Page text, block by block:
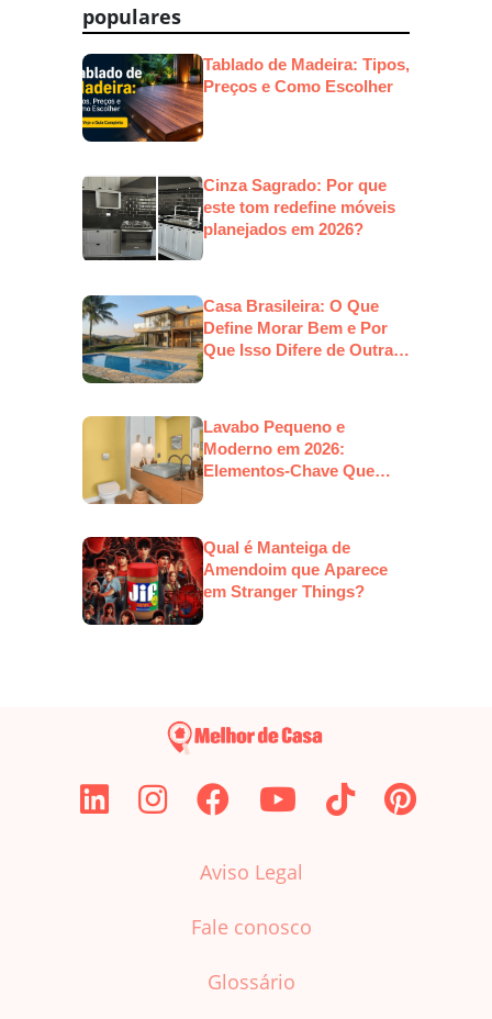
Post
populares
Tablado de Madeira: Tipos,
Preços e Como Escolher
Cinza Sagrado: Por que
este tom redefine móveis
planejados em 2026?
Casa Brasileira: O Que
Define Morar Bem e Por
Que Isso Difere de Outras
Lavabo Pequeno e
Moderno em 2026:
Elementos-Chave Que
Qual é Manteiga de
Amendoim que Aparece
em Stranger Things?
Aviso Legal
Fale conosco
Glossário